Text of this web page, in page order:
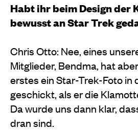
Habt ihr beim Design der
bewusst an Star Trek
Chris Otto: Nee, eines
Mitglieder, Bendma, hat
erstes ein Star-Trek-Foto in
geschickt, als er die
Da wurde uns dann klar,
dran sind.